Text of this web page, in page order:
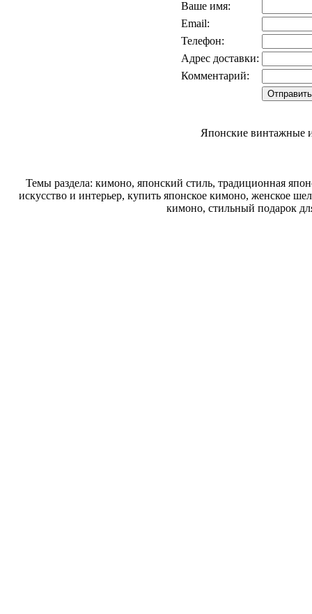
Ваше имя:
Email:
Телефон:
Адрес доставки:
Комментарий:
Японские винтажные
Темы раздела: кимоно, японский стиль, традиционная
искусство и интерьер, купить японское кимоно, женское
кимоно, стильный подарок